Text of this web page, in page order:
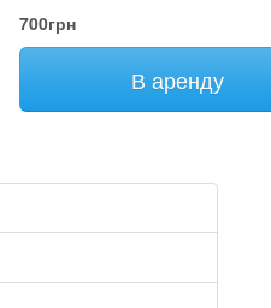
700грн
В аренду